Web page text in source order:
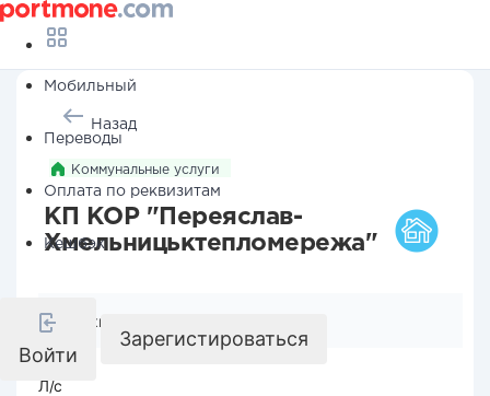
Мобильный
Переводы
Оплата по реквизитам
Кешбэк
Войти
Зарегистироваться
Назад
Коммунальные услуги
КП КОР "Переяслав-
Хмельницьктепломережа"
Реквизиты компании
Л/с